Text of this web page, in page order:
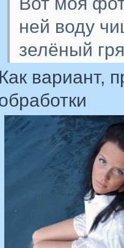
ней воду
зелёный
Как вариант,